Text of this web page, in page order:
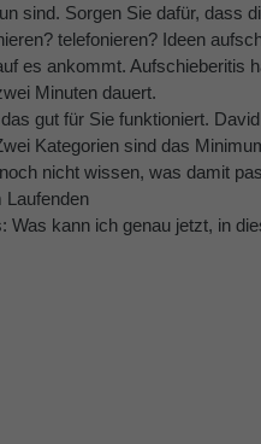
sind. Sorgen Sie dafür, dass
telefonieren? Ideen
es ankommt. Aufschieberitis
Minuten dauert.
gut für Sie funktioniert.
Kategorien sind das
nicht wissen, was damit
Laufenden
kann ich genau jetzt, in